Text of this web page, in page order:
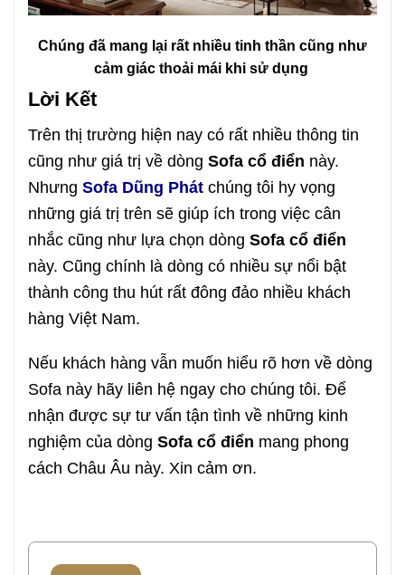
Chúng đã mang lại rất nhiều tinh thần cũng như
cảm giác thoải mái khi sử dụng
Lời Kết
Trên thị trường hiện nay có rất nhiều thông tin
cũng như giá trị về dòng Sofa cổ điển này.
Nhưng Sofa Dũng Phát chúng tôi hy vọng
những giá trị trên sẽ giúp ích trong việc cân
nhắc cũng như lựa chọn dòng Sofa cổ điển
này. Cũng chính là dòng có nhiều sự nổi bật
thành công thu hút rất đông đảo nhiều khách
hàng Việt Nam.
Nếu khách hàng vẫn muốn hiểu rõ hơn về dòng
Sofa này hãy liên hệ ngay cho chúng tôi. Để
nhận được sự tư vấn tận tình về những kinh
nghiệm của dòng Sofa cổ điển mang phong
cách Châu Âu này. Xin cảm ơn.